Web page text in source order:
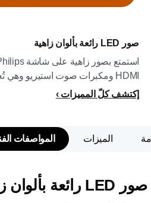
صور LED رائعة بألوان زاهية
HDMI ومكبرات صوت استيريو وهي تُعدّ خيارًا رائعًا!
إكتشف كلّ المميزات
الميزات المواصفات
صور LED رائعة بألوان زاهية